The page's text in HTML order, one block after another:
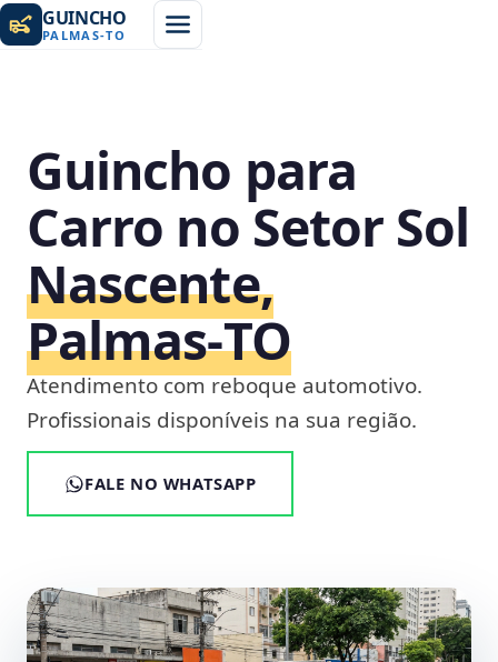
GUINCHO
PALMAS-TO
Guincho para
Carro no Setor Sol
Nascente,
Palmas‑TO
Atendimento com reboque automotivo.
Profissionais disponíveis na sua região.
FALE NO WHATSAPP